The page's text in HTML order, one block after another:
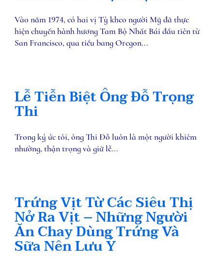
Vào năm 1974, có hai vị Tỳ kheo người Mỹ đã thực
hiện chuyến hành hương Tam Bộ Nhất Bái đầu tiên từ
San Francisco, qua tiểu bang Oregon...
Lễ Tiễn Biệt Ông Đỗ Trọng
Thi
Trong ký ức tôi, ông Thi Đỗ luôn là một người khiêm
nhường, thận trọng và giữ lễ...
Trứng Vịt Từ Các Siêu Thị
Nở Ra Vịt – Những Người
Ăn Chay Dùng Trứng Và
Sữa Nên Lưu Ý